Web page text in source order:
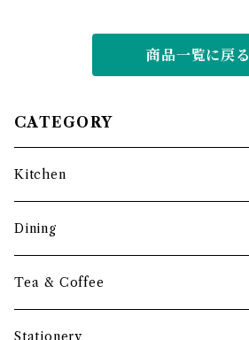
商品一覧に戻る
CATEGORY
Kitchen
調理道具
保存容器・水筒
まな板
Dining
皿・プレート
小鉢・器
Tea & Coffee
コーヒーアイテム
Stationery